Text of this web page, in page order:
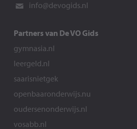
info@devogids.nl
Partners van De VO Gids
gymnasia.nl
leergeld.nl
saarisnietgek
openbaaronderwijs.nu
oudersenonderwijs.nl
vosabb.nl